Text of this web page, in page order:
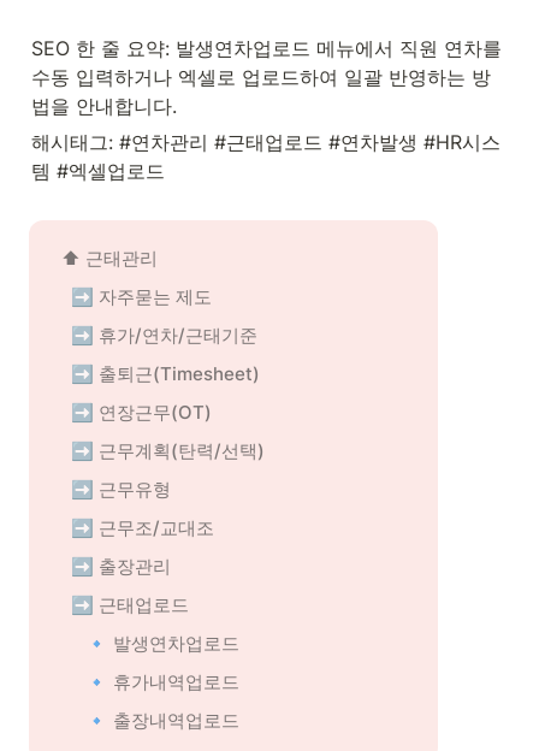
SEO 한 줄 요약: 발생연차업로드 메뉴에서 직원 연차를
수동 입력하거나 엑셀로 업로드하여 일괄 반영하는 방
법을 안내합니다.
해시태그: #연차관리 #근태업로드 #연차발생 #HR시스
템 #엑셀업로드
⬆️ 근태관리
➡️ 자주묻는 제도
➡️ 휴가/연차/근태기준
➡️ 출퇴근(Timesheet)
➡️ 연장근무(OT)
➡️ 근무계획(탄력/선택)
➡️ 근무유형
➡️ 근무조/교대조
➡️ 출장관리
➡️ 근태업로드
🔹 발생연차업로드
🔹 휴가내역업로드
🔹 출장내역업로드